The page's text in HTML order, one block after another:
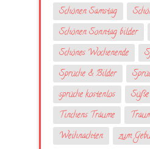
Schönen Samstag
Schönen Sonntag bilder
Schönes Wochenende
Sprüche & Bilder
sprüche kostenlos
Tinchens Träume
Weihnachten
zum